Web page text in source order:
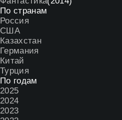
По странам
Россия
США
Казахстан
Германия
Китай
Турция
По годам
2025
2024
2023